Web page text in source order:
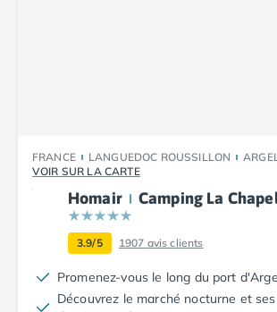
Camping Locmariaquer
Camping Penestin
Camping Quiberon
Camping Sarzeau
Camping Vannes
Camping Champagne-Ardenne
Camping Ardennes
FRANCE LANGUEDOC ROUSSILLON
VOIR SUR LA CARTE
Homair Camping La
3.9/5 1907 avis clients
Promenez-vous le long du port
Découvrez le marché nocturne et